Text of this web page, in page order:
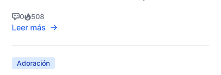
ocasiones en que Jesús acepta adoración. La
adoración, en el sentido bíblico, es un acto de
reverencia y adoración que solo se debe a Dios. Por
lo tanto
0 508
Leer más
Adoración